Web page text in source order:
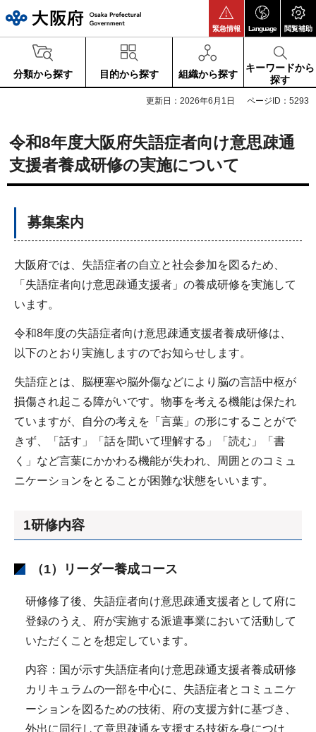
緊急情報 Language 閲覧補助
分類から探す 目的から探す 組織から探す
キーワードから
探す
更新日：2026年6月1日 ページID：5293
令和8年度大阪府失語症者向け意思疎通
支援者養成研修の実施について
募集案内
大阪府では、失語症者の自立と社会参加を図るため、
「失語症者向け意思疎通支援者」の養成研修を実施して
います。
令和8年度の失語症者向け意思疎通支援者養成研修は、
以下のとおり実施しますのでお知らせします。
失語症とは、脳梗塞や脳外傷などにより脳の言語中枢が
損傷され起こる障がいです。物事を考える機能は保たれ
ていますが、自分の考えを「言葉」の形にすることがで
きず、「話す」「話を聞いて理解する」「読む」「書
く」など言葉にかかわる機能が失われ、周囲とのコミュ
ニケーションをとることが困難な状態をいいます。
1研修内容
（1）リーダー養成コース
研修修了後、失語症者向け意思疎通支援者として府に
登録のうえ、府が実施する派遣事業において活動して
いただくことを想定しています。
内容：国が示す失語症者向け意思疎通支援者養成研修
カリキュラムの一部を中心に、失語症者とコミュニケ
ーションを図るための技術、府の支援方針に基づき、
外出に同行して意思疎通を支援する技術を身につけ